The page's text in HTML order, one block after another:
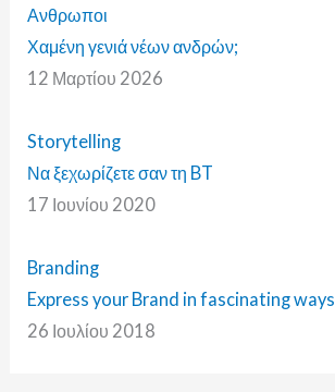
Ανθρωποι
Χαμένη γενιά νέων ανδρών;
12 Μαρτίου 2026
Storytelling
Να ξεχωρίζετε σαν τη BT
17 Ιουνίου 2020
Branding
Express your Brand in fascinating ways
26 Ιουλίου 2018